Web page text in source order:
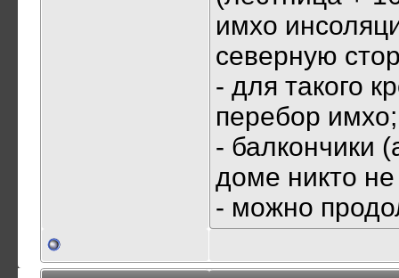
имхо
северную
- для такого
перебор имхо;
- балкончики
доме никто не
- можно